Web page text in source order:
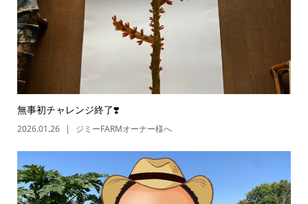
無事初チャレンジ終了❣️
2026.01.26 ジミーFARMオーナー様へ